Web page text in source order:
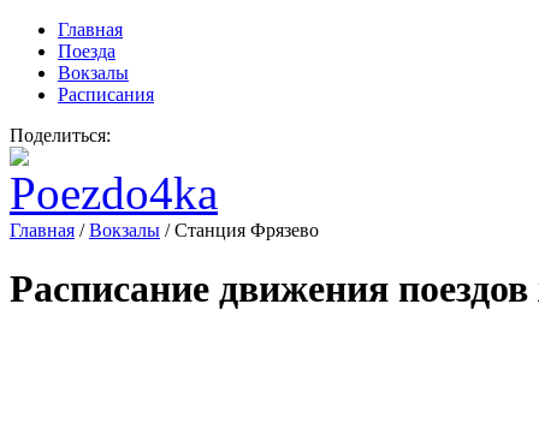
Главная
Поезда
Вокзалы
Расписания
Поделиться:
Главная /Вокзалы /Станция Фрязево
Расписание движения